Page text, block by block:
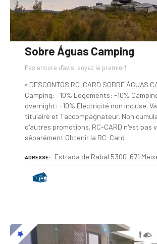
Sobre Águas Camping
Pas encore d'avis, soyez le premier!
× DESCONTOS RC-CARD SOBRE ÁGUAS
Camping: –10% Logements: -10%
overnight: -10% Électricité non incluse.
titulaire et 1 accompagnateur. Non
d'autres promotions. RC-CARD n'est pas
séparément Obtenir la RC-Card
ADRESSE Estrada de Rabal 5300-671